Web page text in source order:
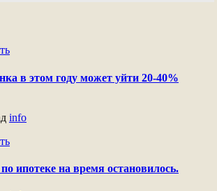
в этом году может уйти 20-40%
info
ипотеке на время остановилось.